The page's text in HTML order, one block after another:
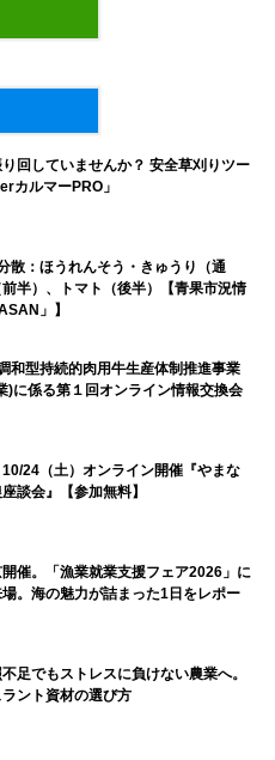
回していませんか？ 安全草刈りツー
カルマーPRO」
散：ほうれんそう・きゅうり（通
半）、トマト（後半）【青果市況情
」】
型持続的肉用牛生産体制推進事業
)に係る第１回オンライン情報交換会
24（土）オンライン開催『やまな
談会』【参加無料】
催。「漁業就業支援フェア2026」に
。海の魅力が詰まった1日をレポー
足でもストレスに負けない農業へ。
ント資材の選び方